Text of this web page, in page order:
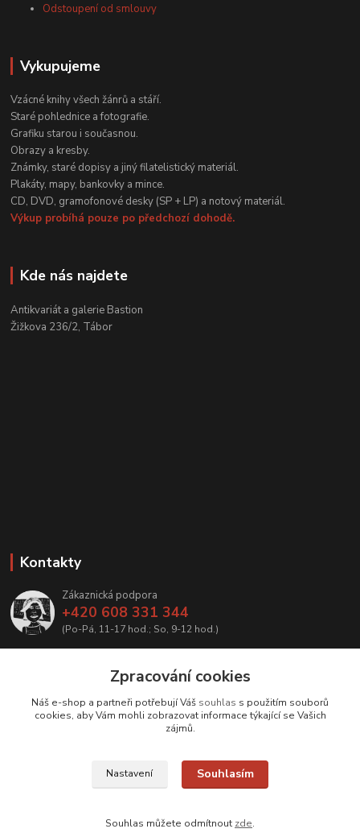
Odstoupení od smlouvy
Vykupujeme
Vzácné knihy všech žánrů a stáří.
Staré pohlednice a fotografie.
Grafiku starou i současnou.
Obrazy a kresby.
Známky, staré dopisy a jiný filatelistický materiál.
Plakáty, mapy, bankovky a mince.
CD, DVD, gramofonové desky (SP + LP) a notový materiál.
Výkup probíhá pouze po předchozí dohodě.
Kde nás najdete
Antikvariát a galerie Bastion
Žižkova 236/2, Tábor
Kontakty
Zákaznická podpora
+420 608 331 344
(Po-Pá, 11-17 hod.; So, 9-12 hod.)
Upravit sběr cookies.
© Antikvariát a galerie Bastion
Zpracování cookies
Náš e-shop a partneři potřebují Váš souhlas s použitím souborů
cookies, aby Vám mohli zobrazovat informace týkající se Vašich
zájmů.
Nastavení Souhlasím
Souhlas můžete odmítnout zde.